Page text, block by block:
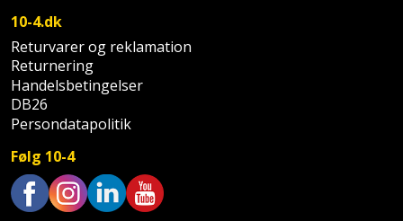
Stiksav
Stiksavsklinge
Støvblæser
Støvsugertilbehør
10-4.dk
Returvarer og reklamation
Returnering
Handelsbetingelser
DB26
Persondatapolitik
Følg 10-4